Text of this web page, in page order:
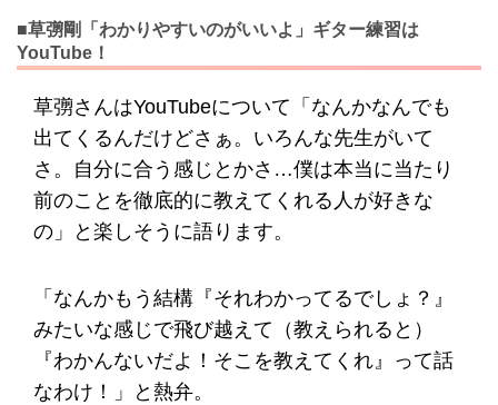
■草彅剛「わかりやすいのがいいよ」ギター練習は
YouTube！
草彅さんはYouTubeについて「なんかなんでも
出てくるんだけどさぁ。いろんな先生がいて
さ。自分に合う感じとかさ…僕は本当に当たり
前のことを徹底的に教えてくれる人が好きな
の」と楽しそうに語ります。
「なんかもう結構『それわかってるでしょ？』
みたいな感じで飛び越えて（教えられると）
『わかんないだよ！そこを教えてくれ』って話
なわけ！」と熱弁。